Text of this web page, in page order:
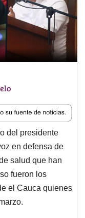
del presidente
en defensa de
salud que han
fueron los
el Cauca quienes